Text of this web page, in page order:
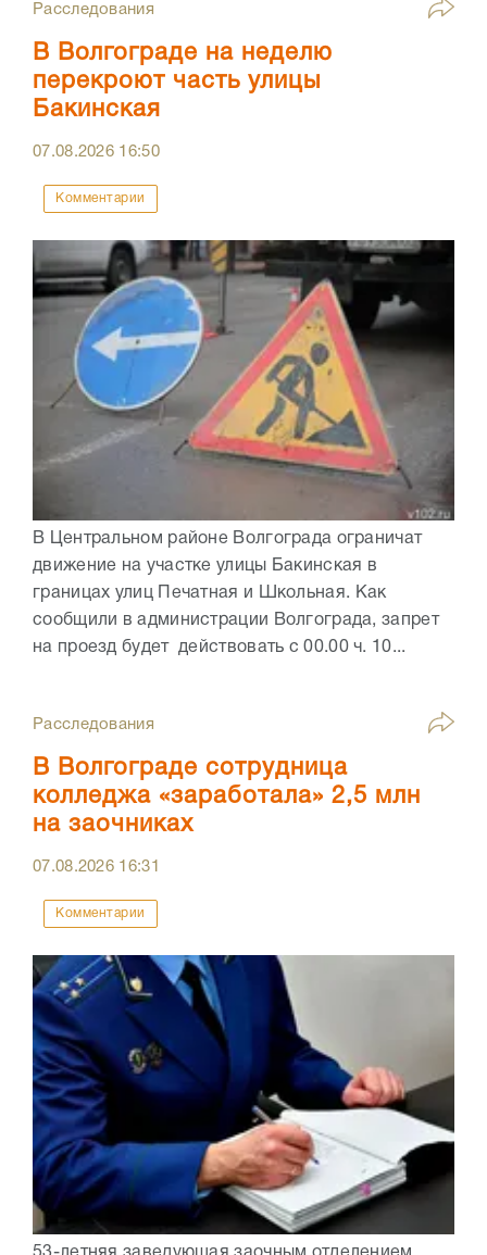
Расследования
В Волгограде на неделю
перекроют часть улицы
Бакинская
07.08.2026 16:50
Комментарии
В Центральном районе Волгограда ограничат
движение на участке улицы Бакинская в
границах улиц Печатная и Школьная. Как
сообщили в администрации Волгограда, запрет
на проезд будет действовать с 00.00 ч. 10...
Расследования
В Волгограде сотрудница
колледжа «заработала» 2,5 млн
на заочниках
07.08.2026 16:31
Комментарии
53-летняя заведующая заочным отделением